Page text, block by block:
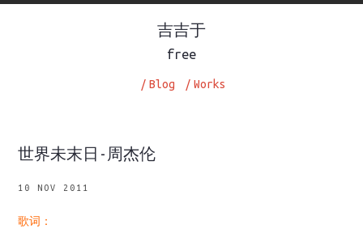
吉吉于
free
Blog
/ Works
/
世界未末日-周杰伦
10 NOV 2011
歌词：